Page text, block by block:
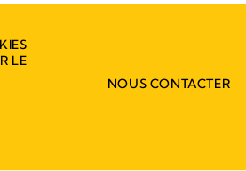
LE
NOUS CONTACTER